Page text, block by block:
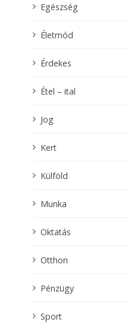
Egészség
Életmód
Érdekes
Étel – ital
Jog
Kert
Külföld
Munka
Oktatás
Otthon
Pénzügy
Sport